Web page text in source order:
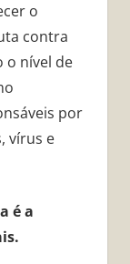
o
contra
o nível de
por
vírus e
é a